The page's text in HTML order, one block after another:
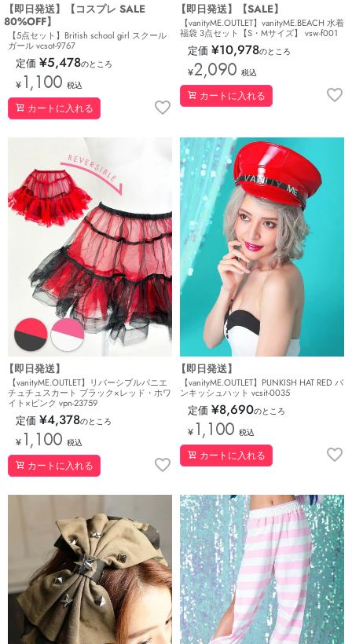
【即日発送】【コスプレ SALE
80%OFF】
【5点セット】British school girl スクール
ガール vcsot-9767
定価 ¥5,478のところ
¥1,100 税込
カートに入れる
【即日発送】【SALE】
【vanityME.OUTLET】vanityME.BEACH 水着
福袋 3点セット【S・Mサイズ】 vsw-f001
定価 ¥10,978のところ
¥2,090 税込
カートに入れる
【即日発送】
【vanityME.OUTLET】リバーシブルパニエ
チュチュスカート ブラック×レッド・ホワ
イト×ピンク vpn-23759
定価 ¥4,378のところ
¥1,100 税込
カートに入れる
【即日発送】
【vanityME.OUTLET】PUNKISH HAT RED パ
ンキッシュハット vcsit-0035
定価 ¥8,690のところ
¥1,100 税込
カートに入れる